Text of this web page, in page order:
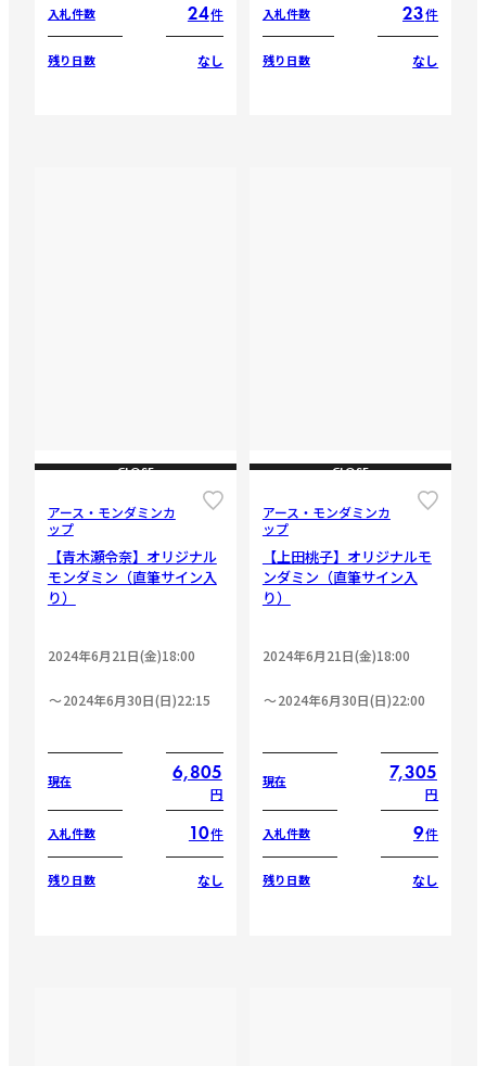
入札件数 24件
残り日数 なし
入札件数 23件
残り日数 なし
CLOSE
アース・モンダミンカ
ップ
【青木瀬令奈】オリジナル
モンダミン（直筆サイン入
り）
2024年6月21日(金)18:00
2024年6月30日(日)22:15
現在 6,805
円
入札件数 10件
残り日数 なし
CLOSE
アース・モンダミンカ
ップ
【上田桃子】オリジナルモ
ンダミン（直筆サイン入
り）
2024年6月21日(金)18:00
2024年6月30日(日)22:00
現在 7,305
円
入札件数 9件
残り日数 なし